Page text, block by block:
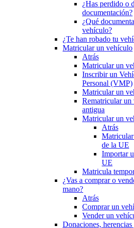
¿Has perdido o
documentación?
¿Qué
vehículo?
¿Te han robado tu
Matricular un vehículo
Atrás
Matricular un
Inscribir un
Personal (VMP)
Matricular un
Rematricular
antigua
Matricular un
Atrás
de la UE
Importar
UE
Matricula
¿Vas a comprar o
mano?
Atrás
Comprar un
Vender un
Donaciones,